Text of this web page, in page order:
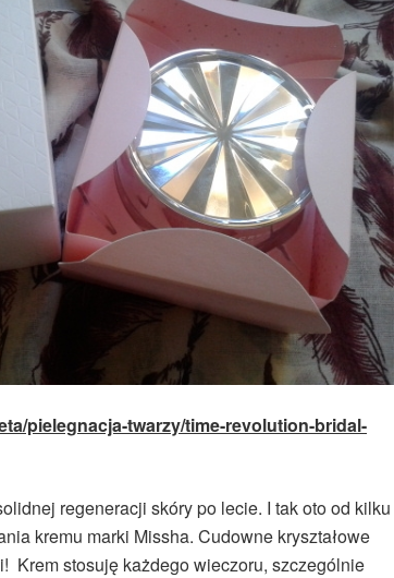
pielegnacja-twarzy/time-revolution-bridal-
regeneracji skóry po lecie. I tak oto od kilku
kremu marki Missha. Cudowne kryształowe
Krem stosuję każdego wieczoru, szczególnie